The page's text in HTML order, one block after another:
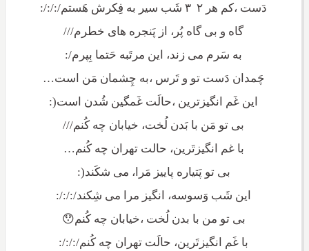
دَست ،کم هر ۲ ۳ شَب سیر به فِکرش هَستم/:/:/:
گاه و بی گاه پُر، از پَنجره های خطرم///
به سَرم می زند، این مرتَبه حَتما بِپرم/:
چَمدان دَست تو و تَرس ،به چِشمان مَن است…
این غَم انگیزترین ،حالَت غَمگین شُدن است(:
بی تو مَن با بَدن لُخت، خیابان چه کُنم///
با غم انگیزتَرین، حالت تهران چه کُنم…
بی تو پَتیاره پاییز مَرا، می شکَند(:
این شَب وَسوسه، انگیز مرا می شِکند/:/:/:
بی تو من با بدن لُخت ،خیابان چه کُنم😯
با غَم انگیزتَرین، حالَت تهران چه کُنم/:/:/: